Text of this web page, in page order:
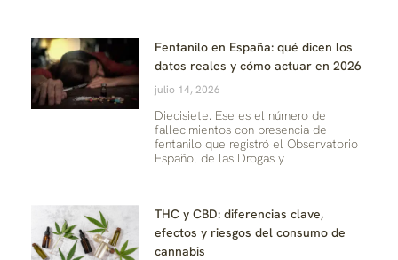
Fentanilo en España: qué dicen los
datos reales y cómo actuar en 2026
julio 14, 2026
Diecisiete. Ese es el número de
fallecimientos con presencia de
fentanilo que registró el Observatorio
Español de las Drogas y
THC y CBD: diferencias clave,
efectos y riesgos del consumo de
cannabis